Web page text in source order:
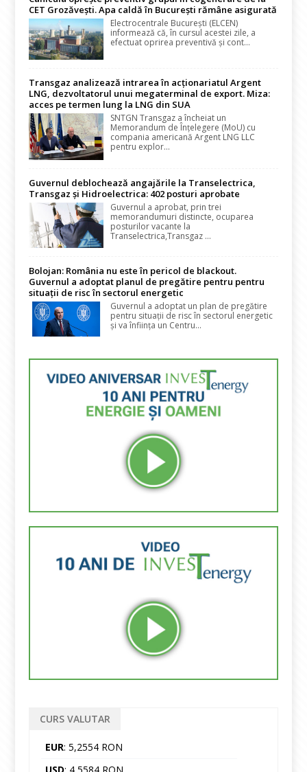
CET Grozăvești. Apa caldă în București rămâne asigurată
Electrocentrale București (ELCEN)
informează că, în cursul acestei zile, a
efectuat oprirea preventivă și cont...
Transgaz analizează intrarea în acționariatul Argent
LNG, dezvoltatorul unui megaterminal de export. Miza:
acces pe termen lung la LNG din SUA
SNTGN Transgaz a încheiat un
Memorandum de Înțelegere (MoU) cu
compania americană Argent LNG LLC
pentru explor...
Guvernul deblochează angajările la Transelectrica,
Transgaz și Hidroelectrica: 402 posturi aprobate
Guvernul a aprobat, prin trei
memorandumuri distincte, ocuparea
posturilor vacante la
Transelectrica,Transgaz ...
Bolojan: România nu este în pericol de blackout.
Guvernul a adoptat planul de pregătire pentru pentru
situații de risc în sectorul energetic
Guvernul a adoptat un plan de pregătire
pentru situații de risc în sectorul energetic
și va înființa un Centru...
CURS VALUTAR
EUR: 5,2554 RON
USD: 4,5584 RON